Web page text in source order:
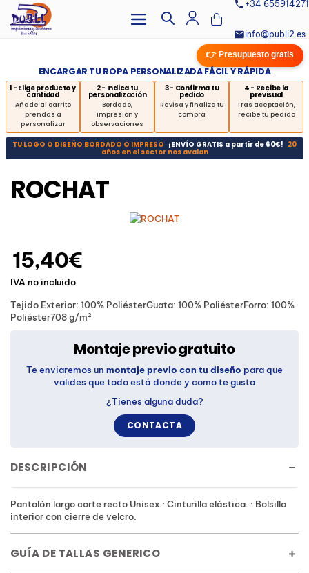
+34 655914271
info@publi2.es
👉 Presupuesto gratis
ENCARGAR TU ROPA PERSONALIZADA FÁCIL Y RÁPIDA
1 - Elige producto y
cantidad
Añade al carrito
prendas a
personalizar
2 - Indica tu
personalización
Bordado,
impresión y
observaciones
3 - Confirma tu
pedido
Revisa y finaliza tu
compra
4 - Recibe la
previsual
Tras aceptación,
recibe tu pedido
TU LOGO O DISEÑO BORDADO O IMPRESO ¡ENVÍO GRATIS a partir de 60€! 20
años en el sector nos avalan
ROCHAT
Tejido Exterior: 100% PoliésterGuata: 100% PoliésterForro: 100%
Poliéster708 g/m²
15,40€
IVA no incluido
DESCRIPCIÓN
Pantalón largo corte recto Unisex.· Cinturilla elástica. · Bolsillo
interior con cierre de velcro.
GUÍA DE TALLAS GENERICO
Montaje previo gratuito
Te enviaremos un montaje previo con tu diseño para que
valides que todo está donde y como te gusta
¿Tienes alguna duda?
CONTACTA